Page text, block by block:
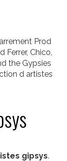
Prod
Ferrer, Chico,
the Gypsies
d artistes
gipsys.